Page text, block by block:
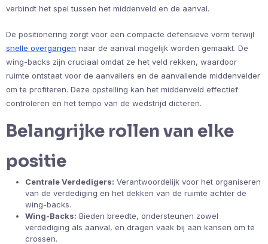
verbindt het spel tussen het middenveld en de aanval.
De positionering zorgt voor een compacte defensieve vorm terwijl
snelle overgangen naar de aanval mogelijk worden gemaakt. De
wing-backs zijn cruciaal omdat ze het veld rekken, waardoor
ruimte ontstaat voor de aanvallers en de aanvallende middenvelder
om te profiteren. Deze opstelling kan het middenveld effectief
controleren en het tempo van de wedstrijd dicteren.
Belangrijke rollen van elke
positie
Centrale Verdedigers: Verantwoordelijk voor het organiseren
van de verdediging en het dekken van de ruimte achter de
wing-backs.
Wing-Backs: Bieden breedte, ondersteunen zowel
verdediging als aanval, en dragen vaak bij aan kansen om te
crossen.